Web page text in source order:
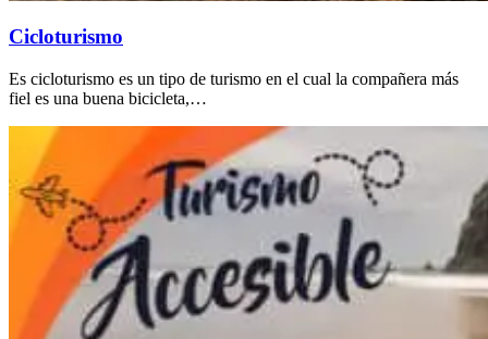
Cicloturismo
Es cicloturismo es un tipo de turismo en el cual la compañera más
fiel es una buena bicicleta,…